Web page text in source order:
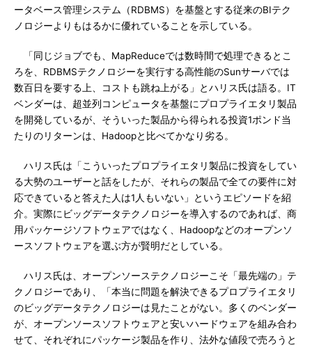
ータベース管理システム（RDBMS）を基盤とする従来のBIテク
ノロジーよりもはるかに優れていることを示している。
「同じジョブでも、MapReduceでは数時間で処理できるとこ
ろを、RDBMSテクノロジーを実行する高性能のSunサーバでは
数百日を要する上、コストも跳ね上がる」とハリス氏は語る。IT
ベンダーは、超並列コンピュータを基盤にプロプライエタリ製品
を開発しているが、そういった製品から得られる投資1ポンド当
たりのリターンは、Hadoopと比べてかなり劣る。
ハリス氏は「こういったプロプライエタリ製品に投資をしてい
る大勢のユーザーと話をしたが、それらの製品で全ての要件に対
応できていると答えた人は1人もいない」というエピソードを紹
介。実際にビッグデータテクノロジーを導入するのであれば、商
用パッケージソフトウェアではなく、Hadoopなどのオープンソ
ースソフトウェアを選ぶ方が賢明だとしている。
ハリス氏は、オープンソーステクノロジーこそ「最先端の」テ
クノロジーであり、「本当に問題を解決できるプロプライエタリ
のビッグデータテクノロジーは見たことがない。多くのベンダー
が、オープンソースソフトウェアと安いハードウェアを組み合わ
せて、それぞれにパッケージ製品を作り、法外な値段で売ろうと